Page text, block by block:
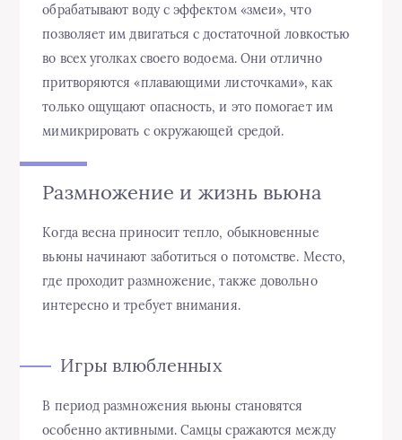
обрабатывают воду с эффектом «змеи», что
позволяет им двигаться с достаточной ловкостью
во всех уголках своего водоема. Они отлично
притворяются «плавающими листочками», как
только ощущают опасность, и это помогает им
мимикрировать с окружающей средой.
Размножение и жизнь вьюна
Когда весна приносит тепло, обыкновенные
вьюны начинают заботиться о потомстве. Место,
где проходит размножение, также довольно
интересно и требует внимания.
Игры влюбленных
В период размножения вьюны становятся
особенно активными. Самцы сражаются между